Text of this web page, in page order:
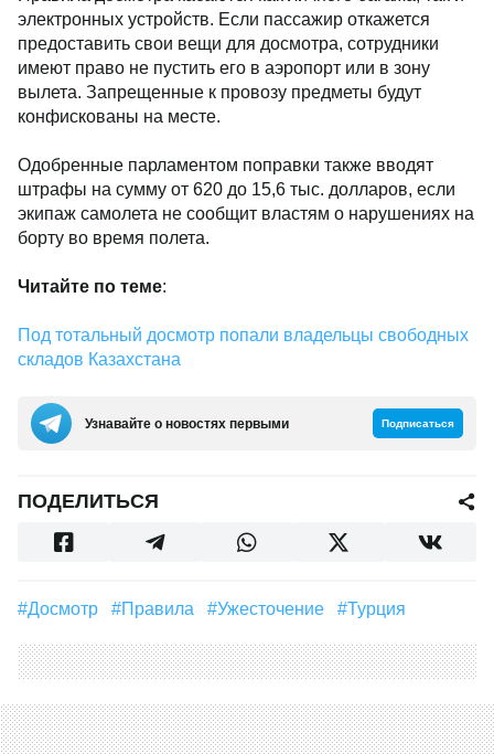
электронных устройств. Если пассажир откажется
предоставить свои вещи для досмотра, сотрудники
имеют право не пустить его в аэропорт или в зону
вылета. Запрещенные к провозу предметы будут
конфискованы на месте.
Одобренные парламентом поправки также вводят
штрафы на сумму от 620 до 15,6 тыс. долларов, если
экипаж самолета не сообщит властям о нарушениях на
борту во время полета.
Читайте по теме:
Под тотальный досмотр попали владельцы свободных
складов Казахстана
Узнавайте о новостях первыми Подписаться
ПОДЕЛИТЬСЯ
#Досмотр #правила #ужесточение #Турция